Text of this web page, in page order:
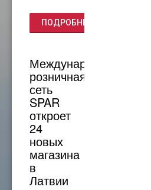
ПОДРОБНЕЕ...
Международная
розничная
сеть
SPAR
откроет
24
новых
магазина
в
Латвии